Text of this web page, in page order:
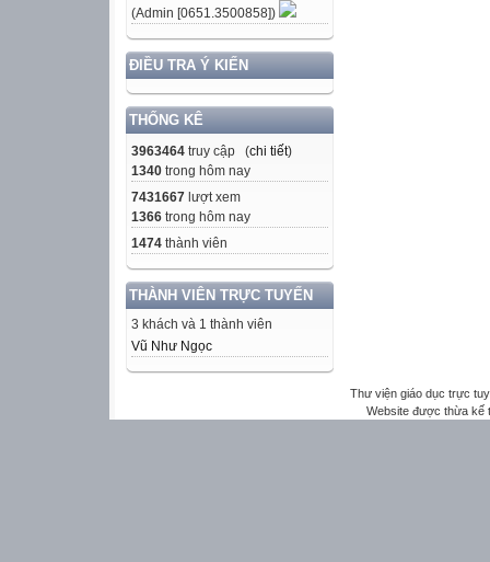
(Admin [0651.3500858])
ĐIỀU TRA Ý KIẾN
THỐNG KÊ
3963464 truy cập (chi tiết)
1340 trong hôm nay
7431667 lượt xem
1366 trong hôm nay
1474 thành viên
THÀNH VIÊN TRỰC TUYẾN
3 khách và 1 thành viên
Vũ Như Ngọc
Thư viện giáo dục trực
Website được thừa kế